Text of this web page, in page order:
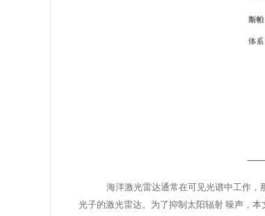
海洋激光雷达通常在可见光谱中工作，
光子的激光雷达。为了抑制太阳辐射 噪声，本